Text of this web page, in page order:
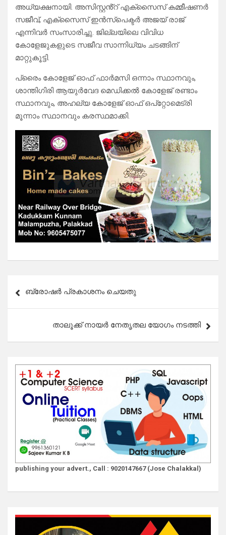
അധ്യക്ഷനായി. അസിസ്റ്റൻ്റ് എക്സൈസ് കമ്മീഷണർ
സജീവ്, എക്സൈസ് ഇൻസ്പെക്ടർ അജയ് രാജ്
എന്നിവർ സംസാരിച്ചു. ജില്ലയിലെ വിവിധ
കോളേജുകളുടെ സജീവ സാന്നിധ്യം ചടങ്ങിന്
മാറ്റുകൂട്ടി.
പ്രൈം കോളേജ് ഓഫ് ഫാർമസി ഒന്നാം സ്ഥാനവും,
ശാന്തിഗിരി ആയുർവേദ മെഡിക്കൽ കോളേജ് രണ്ടാം
സ്ഥാനവും, അഹല്യ കോളേജ് ഓഫ് ഒപ്റ്റോമെട്രി
മൂന്നാം സ്ഥാനവും കരസ്ഥമാക്കി.
navigation
ബ്രോഷർ പ്രകാശനം ചെയതു
താലൂക്ക് നായർ നേതൃതല യോഗം നടത്തി
publishing your advert., Call : 9020147667 (Jose Chalakkal)